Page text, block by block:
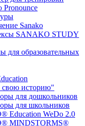
Pronounce
Sanako
SANAKO STUDY
для образовательных
историю"
для дошкольников
для школьников
Education WeDo 2.0
MINDSTORMS®